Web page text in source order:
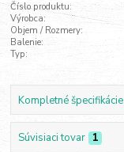
Číslo produktu:
Výrobca:
Objem / Rozmery:
Balenie:
Typ:
Kompletné špecifikácie
Súvisiaci tovar 1